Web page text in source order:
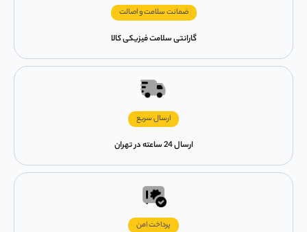
ضمانت سلامت و اصالت
گارانتی سلامت فیزیکی کالا
ارسال سریع
ارسال 24 ساعته در تهران
پرداخت امن